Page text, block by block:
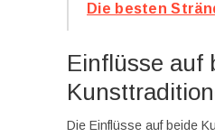
Die besten
Einflüsse auf
Die Einflüsse auf beide